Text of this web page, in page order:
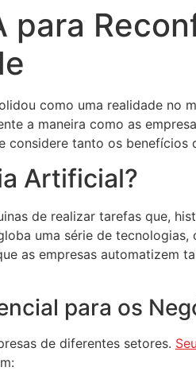
para
como uma realidade
a maneira como as
considere tanto os
Artificial?
de realizar tarefas que,
uma série de
as empresas automatizem
para os
de diferentes setores.